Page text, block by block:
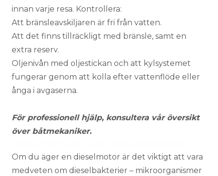
innan varje resa. Kontrollera:
Att bränsleavskiljaren är fri från vatten.
Att det finns tillräckligt med bränsle, samt en
extra reserv.
Oljenivån med oljestickan och att kylsystemet
fungerar genom att kolla efter vattenflöde eller
ånga i avgaserna.
För professionell hjälp, konsultera vår översikt
över båtmekaniker.
Om du äger en dieselmotor är det viktigt att vara
medveten om dieselbakterier – mikroorganismer